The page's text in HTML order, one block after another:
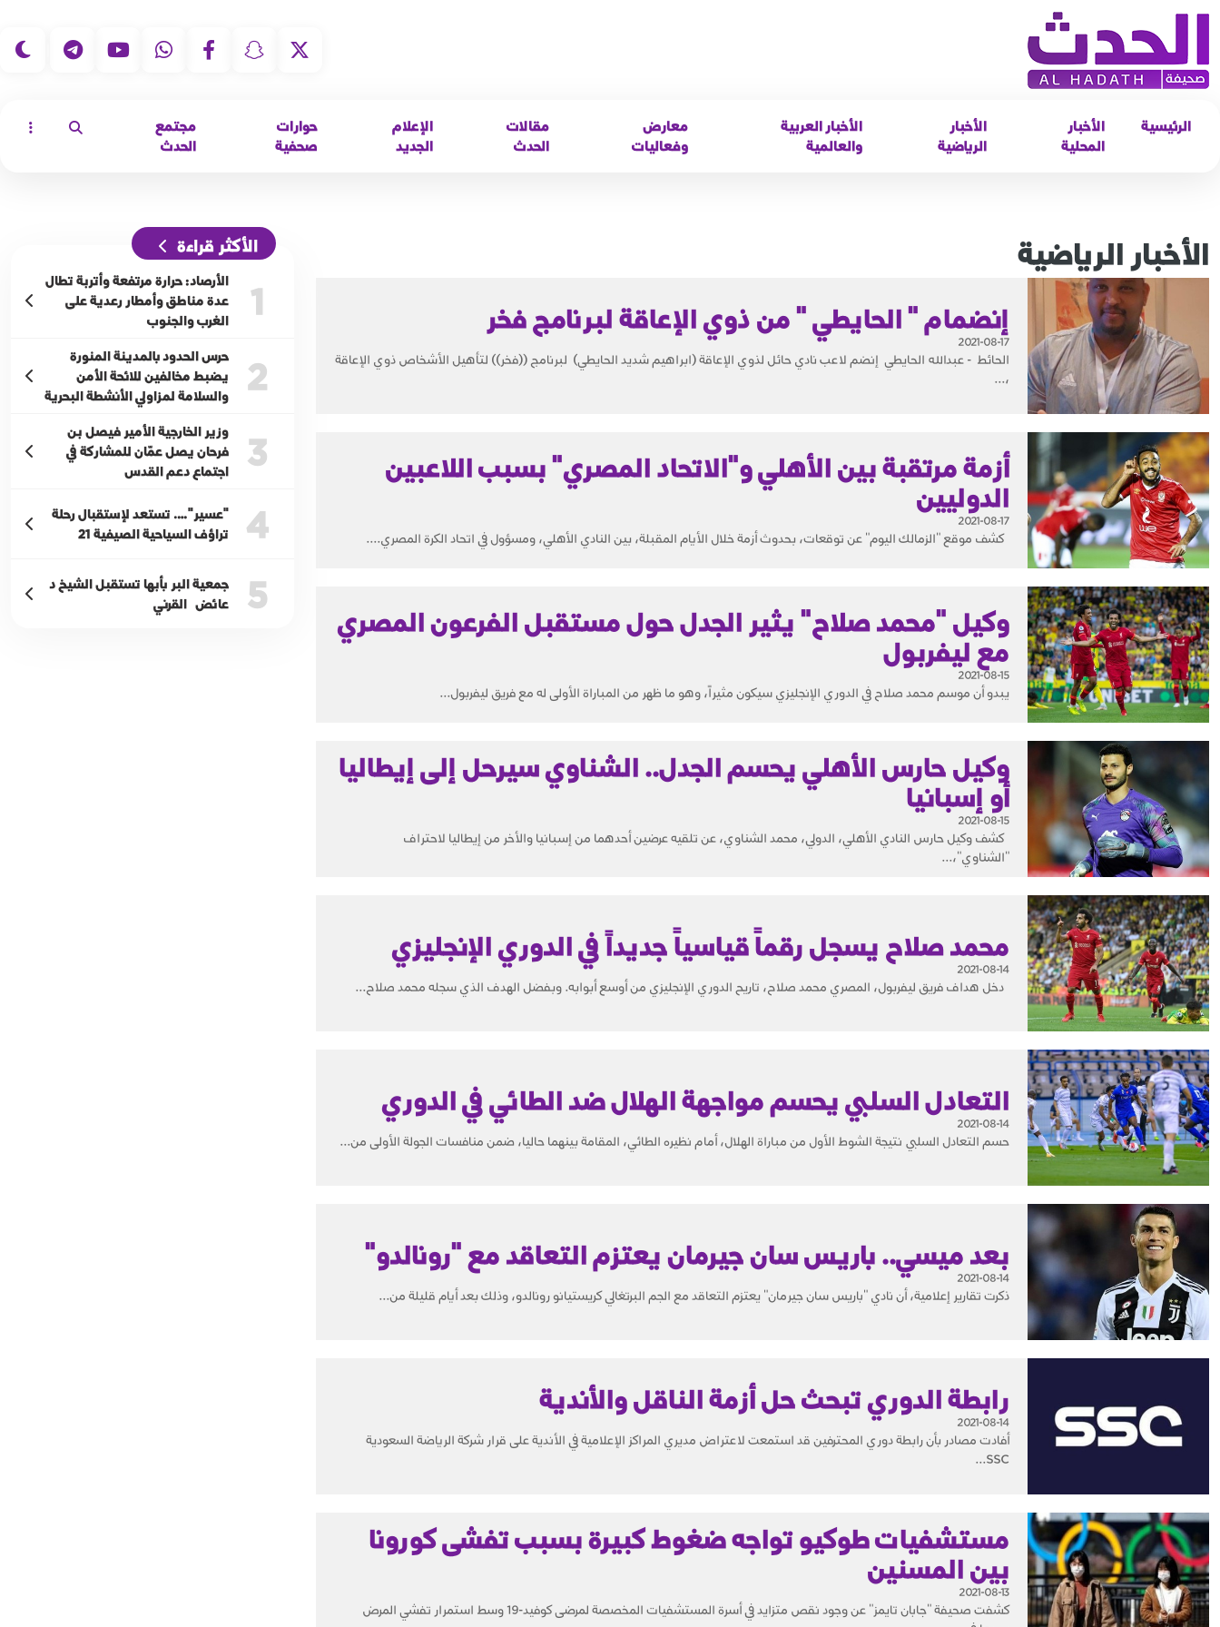
الرئيسية
الأخبار
المحلية
الأخبار
الرياضية
الأخبار العربية
والعالمية
معارض
وفعاليات
مقالات
الحدث
الإعلام
الجديد
حوارات
صحفية
مجتمع
الحدث
الأخبار الرياضية
إنضمام " الحايطي " من ذوي الإعاقة لبرنامج فخر
2021-08-17
الحائط - عبدالله الحايطي إنضم لاعب نادي حائل لذوي الإعاقة (ابراهيم شديد الحايطي) لبرنامج ((فخر)) لتأهيل الأشخاص ذوي الإعاقة
،...
أزمة مرتقبة بين الأهلي و"الاتحاد المصري" بسبب اللاعبين
الدوليين
2021-08-17
كشف موقع "الزمالك اليوم" عن توقعات، بحدوث أزمة خلال الأيام المقبلة، بين النادي الأهلي، ومسؤول في اتحاد الكرة المصري....
وكيل "محمد صلاح" يثير الجدل حول مستقبل الفرعون المصري
مع ليفربول
2021-08-15
يبدو أن موسم محمد صلاح في الدوري الإنجليزي سيكون مثيراً، وهو ما ظهر من المباراة الأولى له مع فريق ليفربول...
وكيل حارس الأهلي يحسم الجدل.. الشناوي سيرحل إلى إيطاليا
أو إسبانيا
2021-08-15
كشف وكيل حارس النادي الأهلي، الدولي، محمد الشناوي، عن تلقيه عرضين أحدهما من إسبانيا والأخر من إيطاليا لاحتراف
"الشناوي"،...
محمد صلاح يسجل رقماً قياسياً جديداً في الدوري الإنجليزي
2021-08-14
دخل هداف فريق ليفربول، المصري محمد صلاح، تاريح الدوري الإنجليزي من أوسع أبوابه. وبفضل الهدف الذي سجله محمد صلاح...
التعادل السلبي يحسم مواجهة الهلال ضد الطائي في الدوري
2021-08-14
حسم التعادل السلبي نتيجة الشوط الأول من مباراة الهلال، أمام نظيره الطائي، المقامة بينهما حاليا، ضمن منافسات الجولة الأولى من...
بعد ميسي.. باريس سان جيرمان يعتزم التعاقد مع "رونالدو"
2021-08-14
ذكرت تقارير إعلامية، أن نادي "باريس سان جيرمان" يعتزم التعاقد مع الجم البرتغالي كريستيانو رونالدو، وذلك بعد أيام قليلة من...
رابطة الدوري تبحث حل أزمة الناقل والأندية
2021-08-14
أفادت مصادر بأن رابطة دوري المحترفين قد استمعت لاعتراض مديري المراكز الإعلامية في الأندية على قرار شركة الرياضة السعودية
SSC...
مستشفيات طوكيو تواجه ضغوط كبيرة بسبب تفشى كورونا
بين المسنين
2021-08-13
كشفت صحيفة "جابان تايمز" عن وجود نقص متزايد في أسرة المستشفيات المخصصة لمرضى كوفيد-19 وسط استمرار تفشي المرض
الأكثر قراءة
1
الأرصاد: حرارة مرتفعة وأتربة تطال
عدة مناطق وأمطار رعدية على
الغرب والجنوب
2
حرس الحدود بالمدينة المنورة
يضبط مخالفين للائحة الأمن
والسلامة لمزاولي الأنشطة البحرية
3
وزير الخارجية الأمير فيصل بن
فرحان يصل عمّان للمشاركة في
اجتماع دعم القدس
4
"عسير"…. تستعد لإستقبال رحلة
تراؤف السياحية الصيفية 21
5
جمعية البر بأبها تستقبل الشيخ د
عائض القرني